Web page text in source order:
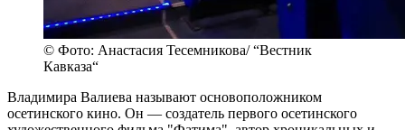
© Фото: Анастасия Тесемникова/ “Вестник
Кавказа“
Владимира Валиева называют основоположником
осетинского кино. Он — создатель первого осетинского